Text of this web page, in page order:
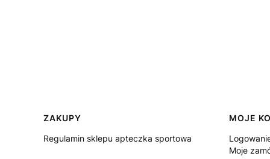
Linki w stopce
ZAKUPY
Regulamin sklepu apteczka sportowa
MOJE
Moje